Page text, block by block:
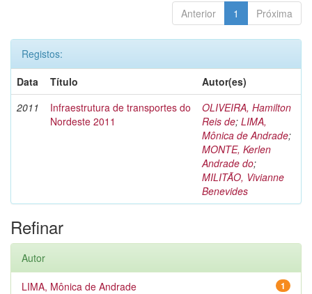
Anterior 1 Próxima
Registos:
Data
Título
Autor(es)
2011
Infraestrutura de transportes do
Nordeste 2011
OLIVEIRA, Hamilton
Reis de; LIMA,
Mônica de Andrade;
MONTE, Kerlen
Andrade do;
MILITÃO, Vivianne
Benevides
Refinar
Autor
1
LIMA, Mônica de Andrade